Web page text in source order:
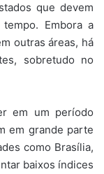
que devem
Embora a
outras áreas, há
sobretudo no
em um período
em grande parte
como Brasília,
baixos índices